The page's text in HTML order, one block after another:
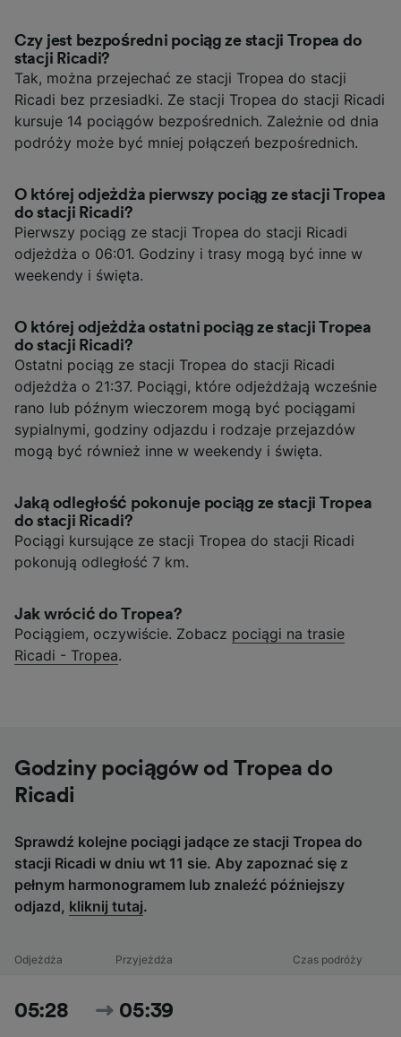
Czy jest bezpośredni pociąg ze stacji Tropea do
stacji Ricadi?
Tak, można przejechać ze stacji Tropea do stacji
Ricadi bez przesiadki. Ze stacji Tropea do stacji Ricadi
kursuje 14 pociągów bezpośrednich. Zależnie od dnia
podróży może być mniej połączeń bezpośrednich.
O której odjeżdża pierwszy pociąg ze stacji Tropea
do stacji Ricadi?
Pierwszy pociąg ze stacji Tropea do stacji Ricadi
odjeżdża o 06:01. Godziny i trasy mogą być inne w
weekendy i święta.
O której odjeżdża ostatni pociąg ze stacji Tropea
do stacji Ricadi?
Ostatni pociąg ze stacji Tropea do stacji Ricadi
odjeżdża o 21:37. Pociągi, które odjeżdżają wcześnie
rano lub późnym wieczorem mogą być pociągami
sypialnymi, godziny odjazdu i rodzaje przejazdów
mogą być również inne w weekendy i święta.
Jaką odległość pokonuje pociąg ze stacji Tropea
do stacji Ricadi?
Pociągi kursujące ze stacji Tropea do stacji Ricadi
pokonują odległość 7 km.
Jak wrócić do Tropea?
Pociągiem, oczywiście. Zobacz pociągi na trasie
Ricadi - Tropea.
Godziny pociągów od Tropea do
Ricadi
Sprawdź kolejne pociągi jadące ze stacji Tropea do
stacji Ricadi w dniu wt 11 sie. Aby zapoznać się z
pełnym harmonogramem lub znaleźć późniejszy
odjazd, kliknij tutaj.
Odjeżdża Przyjeżdża Czas podróży
05:28 05:39